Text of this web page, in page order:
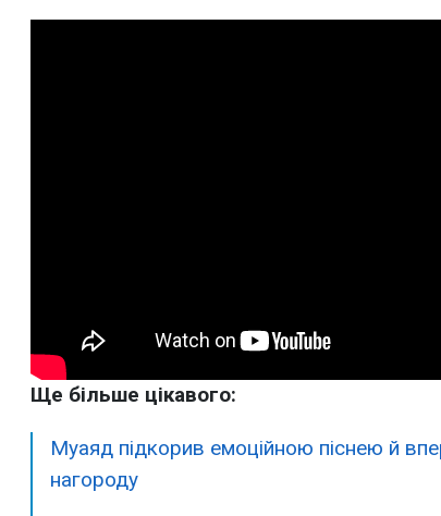
Ще більше цікавого:
Муаяд підкорив емоційною піснею й
нагороду